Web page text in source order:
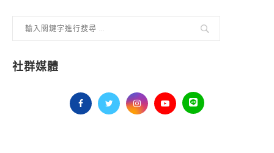
社群媒體